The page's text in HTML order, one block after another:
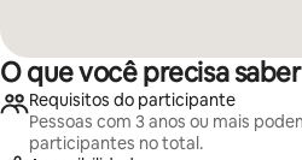
O que você precisa saber
Requisitos do participante
Pessoas com 3 anos ou mais
participantes no total.